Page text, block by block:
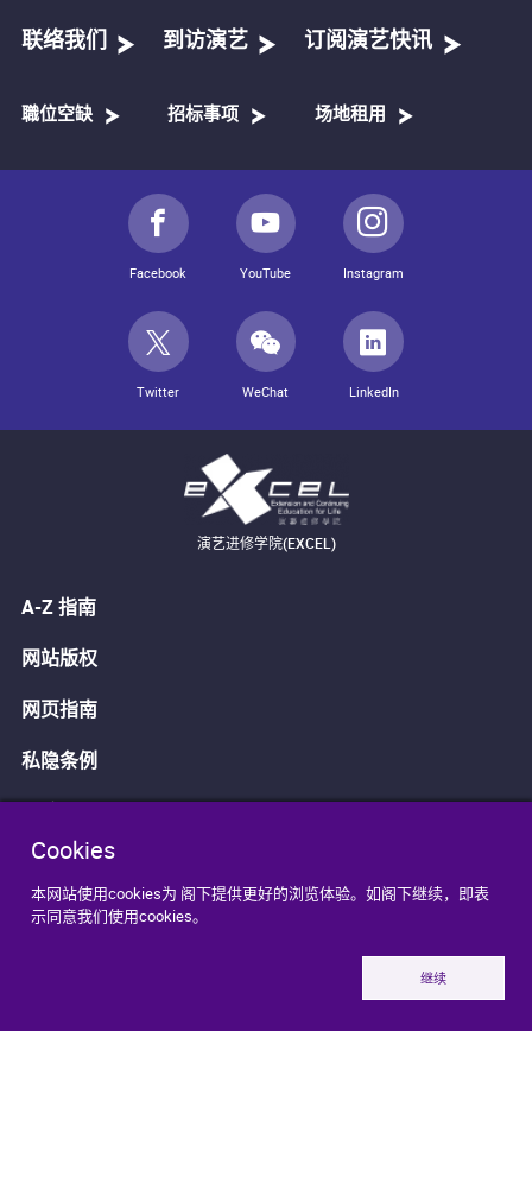
Cookies
本网站使用cookies为 阁下提供更好的浏览体验。如阁下继续，即表
示同意我们使用cookies。
继续
联络我们 到访演艺 订阅演艺快讯
職位空缺 招标事项 场地租用
Facebook YouTube Instagram
Twitter WeChat LinkedIn
演艺进修学院(EXCEL)
A-Z 指南
网站版权
网页指南
私隐条例
免责声明